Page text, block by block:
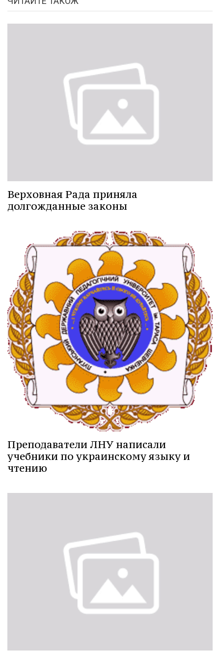
Верховная Рада приняла
долгожданные законы
Преподаватели ЛНУ написали
учебники по украинскому языку и
чтению